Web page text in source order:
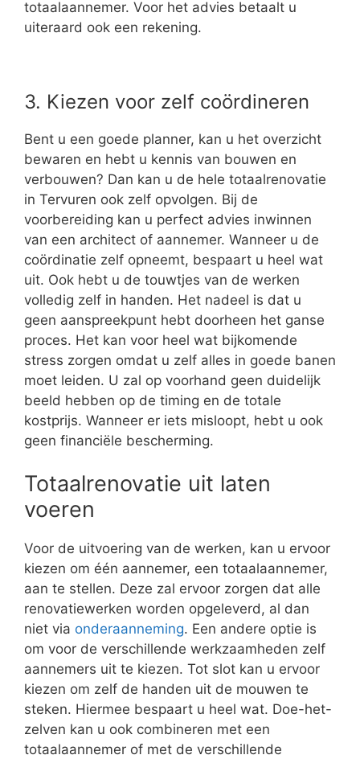
totaalaannemer. Voor het advies betaalt u
uiteraard ook een rekening.
3. Kiezen voor zelf coördineren
Bent u een goede planner, kan u het overzicht
bewaren en hebt u kennis van bouwen en
verbouwen? Dan kan u de hele totaalrenovatie
in Tervuren ook zelf opvolgen. Bij de
voorbereiding kan u perfect advies inwinnen
van een architect of aannemer. Wanneer u de
coördinatie zelf opneemt, bespaart u heel wat
uit. Ook hebt u de touwtjes van de werken
volledig zelf in handen. Het nadeel is dat u
geen aanspreekpunt hebt doorheen het ganse
proces. Het kan voor heel wat bijkomende
stress zorgen omdat u zelf alles in goede banen
moet leiden. U zal op voorhand geen duidelijk
beeld hebben op de timing en de totale
kostprijs. Wanneer er iets misloopt, hebt u ook
geen financiële bescherming.
Totaalrenovatie uit laten
voeren
Voor de uitvoering van de werken, kan u ervoor
kiezen om één aannemer, een totaalaannemer,
aan te stellen. Deze zal ervoor zorgen dat alle
renovatiewerken worden opgeleverd, al dan
niet via onderaanneming. Een andere optie is
om voor de verschillende werkzaamheden zelf
aannemers uit te kiezen. Tot slot kan u ervoor
kiezen om zelf de handen uit de mouwen te
steken. Hiermee bespaart u heel wat. Doe-het-
zelven kan u ook combineren met een
totaalaannemer of met de verschillende